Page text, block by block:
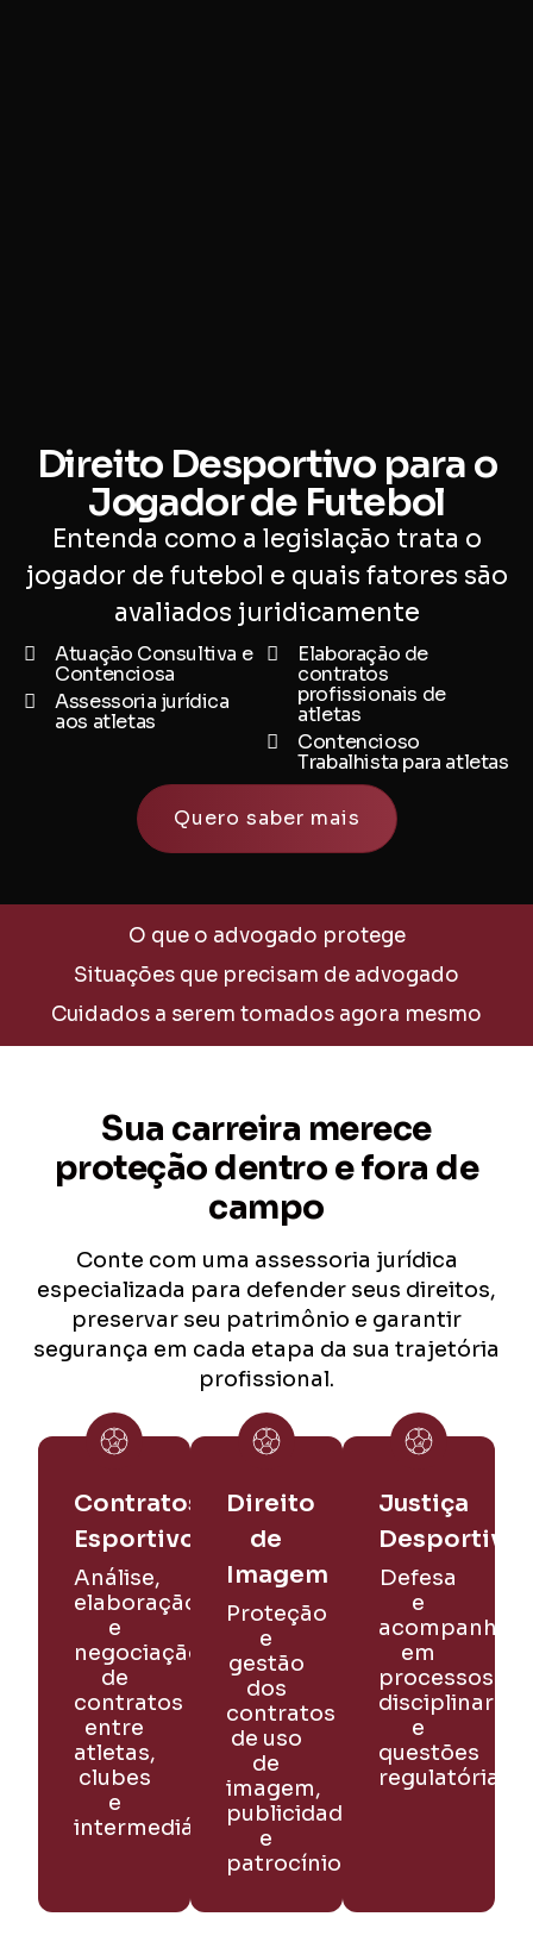
Direito Desportivo para o
Jogador de Futebol
Entenda como a legislação trata o
jogador de futebol e quais fatores são
avaliados juridicamente
Atuação Consultiva e
Contenciosa
Assessoria jurídica
aos atletas
Elaboração de
contratos
profissionais de
atletas
Contencioso
Trabalhista para atletas
Quero saber mais
O que o advogado protege
Situações que precisam de advogado
Cuidados a serem tomados agora mesmo
Sua carreira merece
proteção dentro e fora de
campo
Conte com uma assessoria jurídica
especializada para defender seus direitos,
preservar seu patrimônio e garantir
segurança em cada etapa da sua trajetória
profissional.
Contratos
Esportivos
Análise,
elaboração
e
negociação
de
contratos
entre
atletas,
clubes
e
intermediários.
Direito
de
Imagem
Proteção
e
gestão
dos
contratos
de uso
de
imagem,
publicidade
e
patrocínio.
Justiça
Desportiva
Defesa
e
em
processos
disciplinares
e
questões
regulatórias.